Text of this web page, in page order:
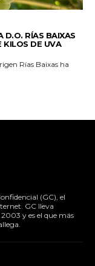
D.O. RÍAS BAIXAS
KILOS DE UVA
Rías Baixas ha
(GC), el
GC lleva
y es el que más